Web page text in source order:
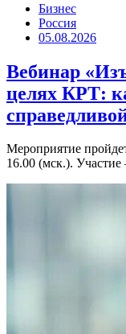
Бизнес
Россия
05.08.2026
Вебинар
целях КРТ:
Мероприятие
16.00 (мск.). Участие